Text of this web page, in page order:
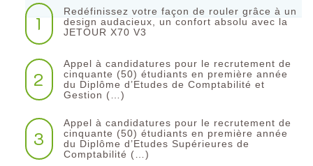
1
Redéfinissez votre façon de rouler grâce à un
design audacieux, un confort absolu avec la
JETOUR X70 V3
2
Appel à candidatures pour le recrutement de
cinquante (50) étudiants en première année
du Diplôme d’Etudes de Comptabilité et
Gestion (…)
3
Appel à candidatures pour le recrutement de
cinquante (50) étudiants en première année
du Diplôme d’Etudes Supérieures de
Comptabilité (…)